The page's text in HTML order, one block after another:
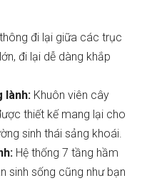
đi lại giữa các trục
đi lại dễ dàng khắp
lành: Khuôn viên cây
thiết kế mang lại cho
sinh thái sảng khoái.
Hệ thống 7 tầng hầm
sinh sống cũng như bạn